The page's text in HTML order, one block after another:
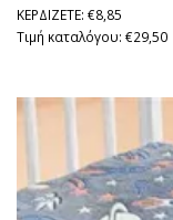
ΚΕΡΔΙΖΕΤΕ: €8,85
Τιμή καταλόγου: €29,50